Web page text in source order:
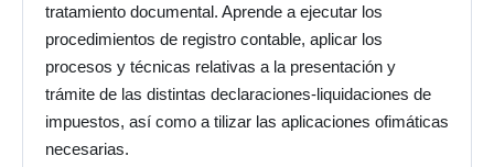
tratamiento documental. Aprende a ejecutar los
procedimientos de registro contable, aplicar los
procesos y técnicas relativas a la presentación y
trámite de las distintas declaraciones-liquidaciones de
impuestos, así como a tilizar las aplicaciones ofimáticas
necesarias.